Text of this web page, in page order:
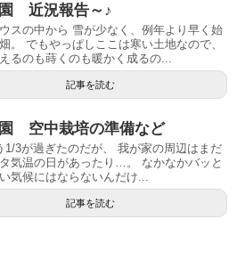
近況報告～♪
スの中から 雪が少なく、例年より早く始
。 でもやっぱしここは寒い土地なので、
るのも蒔くのも暖かく成るの...
記事を読む
空中栽培の準備など
1/3が過ぎたのだが、 我が家の周辺はまだ
気温の日があったり…。 なかなかバッと
気候にはならないんだけ...
記事を読む